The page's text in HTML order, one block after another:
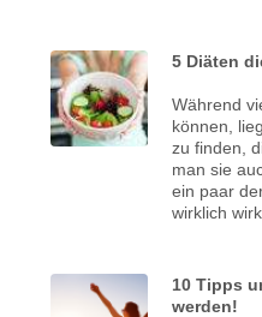
5 Diäten
Während
können,
zu finden,
man sie
ein paar
wirklich
10 Tipps
werden!